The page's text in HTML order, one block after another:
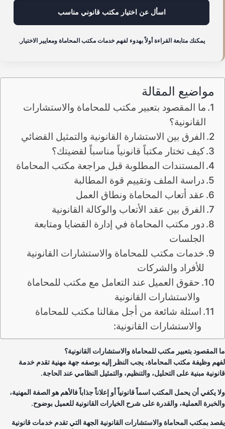
اسأل عن اختيار مكتب قانوني مناسب
يمكنك متابعة القراءة أولاً بهدوء لفهم خدمات مكتب المحاماة ومعايير الاختيار.
مواضيع المقالة
ما المقصود بتعبير مكتب للمحاماة والاستشارات
القانونية؟
الفرق بين الاستشارة القانونية والتمثيل القضائي
كيف تختار مكتباً قانونياً مناسباً لقضيتك؟
المستندات المطلوبة قبل مراجعة مكتب المحاماة
دراسة الملف وتقييم قوة المطالبة
عقد أتعاب المحاماة ونطاق العمل
الفرق بين عقد الأتعاب والوكالة القانونية
دور مكتب المحاماة في إدارة القضايا ومتابعة
الجلسات
خدمات مكتب للمحاماة والاستشارات القانونية
للأفراد والشركات
حقوق العميل عند التعامل مع مكتب للمحاماة
والاستشارات القانونية
اسئلة شائعة من أجل مقالنا مكتب للمحاماة
والاستشارات القانونية:
المقصود بتعبير مكتب للمحاماة والاستشارات القانونية؟
وظيفة مكتب المحاماة، يجب النظر إليه بوصفه جهة مهنية تقدم خدمة
مبنية على التحليل، والتنظيم، والتمثيل النظامي عند الحاجة.
يكفي أن يحمل المكتب اسماً قانونياً أو إعلاناً جذاباً فالأهم هو الصفة المهنية،
العملية، والقدرة على شرح الخيارات القانونية للعميل بوضوح.
بمكتب المحاماة والاستشارات القانونية الجهة التي تقدم خدمات قانونية